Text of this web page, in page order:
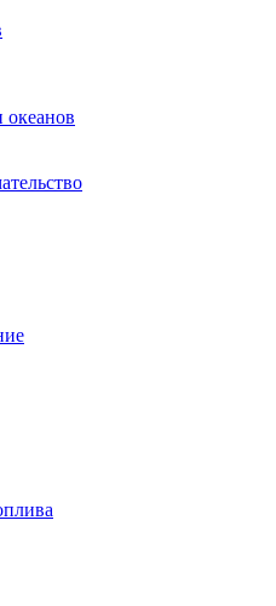
океанов